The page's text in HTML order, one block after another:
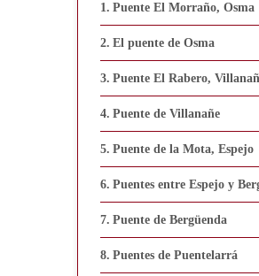
Puente El Morraño, Osma
El puente de Osma
Puente El Rabero,
Puente de Villanañe
Puente de la Mota, Espejo
Puentes entre Espejo y
Puente de Bergüenda
Puentes de Puentelarrá